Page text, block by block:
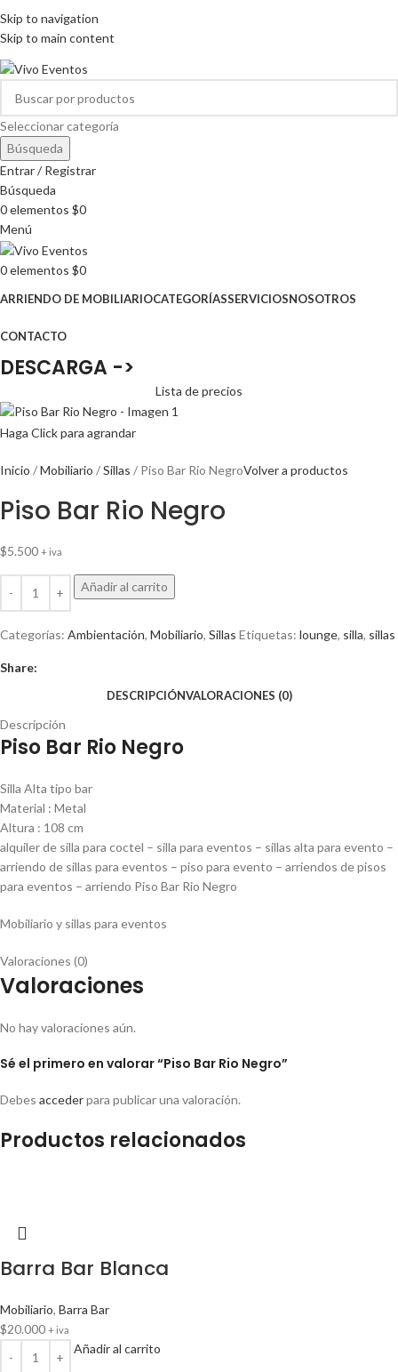
Skip to navigation
Skip to main content
HORARIOS DE ATENCIÓN: 8:00 - 17:00 HORAS
ARRIENDO DE MOBILIARIO PARA EVENTOS
Seleccionar categoría
Búsqueda
Entrar / Registrar
Búsqueda
0elementos $0
Menú
0elementos $0
ARRIENDO DE MOBILIARIOCATEGORÍASSERVICIOSNOSOTROS
CONTACTO
DESCARGA ->
Lista de precios
Haga Click para agrandar
Inicio Mobiliario Sillas Piso Bar Rio NegroVolver a productos
Piso Bar Rio Negro
$5.500 + iva
Añadir al carrito
Categorías: Ambientación, Mobiliario, Sillas Etiquetas: lounge, silla, sillas
Share:
DESCRIPCIÓNVALORACIONES (0)
Descripción
Piso Bar Rio Negro
Silla Alta tipo bar
Material : Metal
Altura : 108 cm
alquiler de silla para coctel – silla para eventos – sillas alta para evento –
arriendo de sillas para eventos – piso para evento – arriendos de pisos
para eventos – arriendo Piso Bar Rio Negro
Mobiliario y sillas para eventos
Valoraciones (0)
Valoraciones
No hay valoraciones aún.
Sé el primero en valorar “Piso Bar Rio Negro”
Debes accederpara publicar una valoración.
Productos relacionados
Barra Bar Blanca
Mobiliario, Barra Bar
$20.000 + iva
Añadir al carrito